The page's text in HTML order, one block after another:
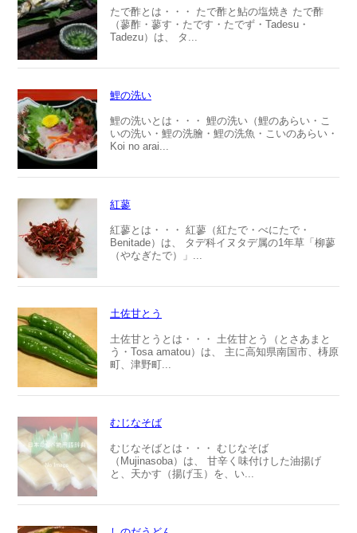
たで酢とは・・・ たで酢と鮎の塩焼き たで酢
（蓼酢・蓼す・たです・たでず・Tadesu・
Tadezu）は、 タ...
鯉の洗い
鯉の洗いとは・・・ 鯉の洗い（鯉のあらい・こ
いの洗い・鯉の洗膾・鯉の洗魚・こいのあらい・
Koi no arai...
紅蓼
紅蓼とは・・・ 紅蓼（紅たで・べにたで・
Benitade）は、 タデ科イヌタデ属の1年草「柳蓼
（やなぎたで）」...
土佐甘とう
土佐甘とうとは・・・ 土佐甘とう（とさあまと
う・Tosa amatou）は、 主に高知県南国市、梼原
町、津野町...
むじなそば
むじなそばとは・・・ むじなそば
（Mujinasoba）は、 甘辛く味付けした油揚げ
と、天かす（揚げ玉）を、い...